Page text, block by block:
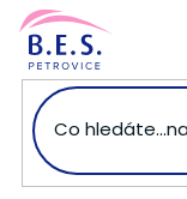
Přejít
obsah